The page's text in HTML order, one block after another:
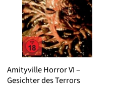
Amityville Horror VI –
Gesichter des Terrors